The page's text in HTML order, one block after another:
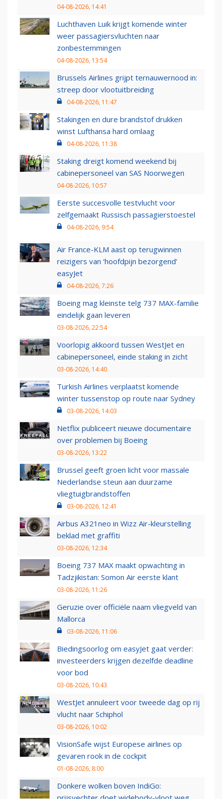
04-08-2026, 14:41
Luchthaven Luik krijgt komende winter
weer passagiersvluchten naar
zonbestemmingen
04-08-2026, 13:54
Brussels Airlines grijpt ternauwernood in:
streep door vlootuitbreiding
04-08-2026, 11:47
Stakingen en dure brandstof drukken
winst Lufthansa hard omlaag
04-08-2026, 11:38
Staking dreigt komend weekend bij
cabinepersoneel van SAS Noorwegen
04-08-2026, 10:57
Eerste succesvolle testvlucht voor
zelfgemaakt Russisch passagierstoestel
04-08-2026, 9:54
Air France-KLM aast op terugwinnen
reizigers van ‘hoofdpijn bezorgend’
easyJet
04-08-2026, 7:26
Boeing mag kleinste telg 737 MAX-familie
eindelijk gaan leveren
03-08-2026, 22:54
Voorlopig akkoord tussen WestJet en
cabinepersoneel, einde staking in zicht
03-08-2026, 14:40
Turkish Airlines verplaatst komende
winter tussenstop op route naar Sydney
03-08-2026, 14:03
Netflix publiceert nieuwe documentaire
over problemen bij Boeing
03-08-2026, 13:22
Brussel geeft groen licht voor massale
Nederlandse steun aan duurzame
vliegtuigbrandstoffen
03-08-2026, 12:41
Airbus A321neo in Wizz Air-kleurstelling
beklad met graffiti
03-08-2026, 12:34
Boeing 737 MAX maakt opwachting in
Tadzjikistan: Somon Air eerste klant
03-08-2026, 11:26
Geruzie over officiële naam vliegveld van
Mallorca
03-08-2026, 11:06
Biedingsoorlog om easyJet gaat verder:
investeerders krijgen dezelfde deadline
voor bod
03-08-2026, 10:43
WestJet annuleert voor tweede dag op rij
vlucht naar Schiphol
03-08-2026, 10:02
VisionSafe wijst Europese airlines op
gevaren rook in de cockpit
01-08-2026, 8:00
Donkere wolken boven IndiGo: